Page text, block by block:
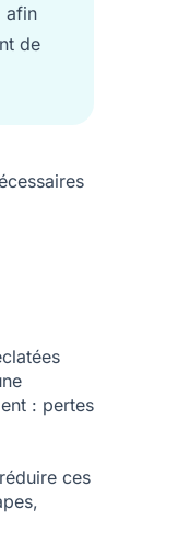
afin
de
: pertes
ces